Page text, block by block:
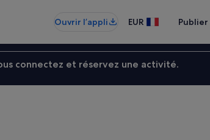
Ouvrir l’appli EUR
connectez et réservez une activité.